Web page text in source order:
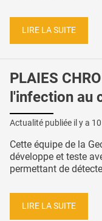
LIRE LA SUITE
PLAIES
l'infection au
Actualité publiée il y a
Cette équipe de la
développe et teste
permettant de
LIRE LA SUITE